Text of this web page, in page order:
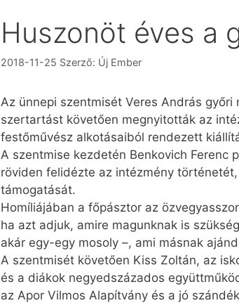
Huszonöt éves a
2018-11-25 Szerző: Új Ember
Az ünnepi szentmisét Veres András
szertartást követően megnyitották az
festőművész alkotásaiból rendezett
A szentmise kezdetén Benkovich Ferenc
röviden felidézte az intézmény
támogatását.
Homíliájában a főpásztor az
ha azt adjuk, amire magunknak is
akár egy-egy mosoly –, ami másnak
A szentmisét követően Kiss Zoltán, az
és a diákok negyedszázados
az Apor Vilmos Alapítvány és a jó